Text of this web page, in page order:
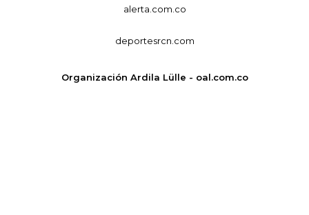
alerta.com.co
deportesrcn.com
Organización Ardila Lülle - oal.com.co